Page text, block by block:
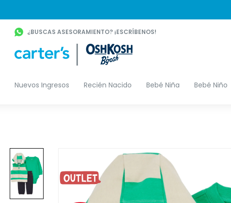
Nuevos Ingresos Recién Nacido Bebé Niña Bebé Niño
¿BUSCAS ASESORAMIENTO? ¡ESCRÍBENOS!